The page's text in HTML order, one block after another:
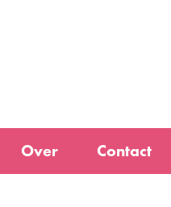
Over Contact